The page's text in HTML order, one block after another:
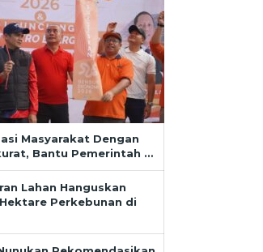
Masyarakat Dengan
Bantu Pemerintah …
Lahan Hanguskan
Perkebunan di